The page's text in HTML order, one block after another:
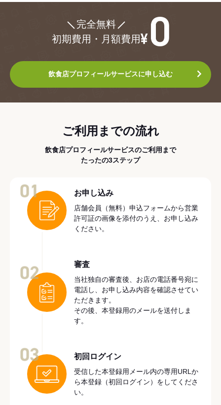
完全無料
初期費用・月額費用
飲食店プロフィールサービスに申し込む
ご利用までの流れ
飲食店プロフィールサービスのご利用まで
たったの3ステップ
お申し込み
店舗会員（無料）申込フォームから営業
許可証の画像を添付のうえ、お申し込み
ください。
審査
当社独自の審査後、お店の電話番号宛に
電話し、お申し込み内容を確認させてい
ただきます。
その後、本登録用のメールを送付しま
す。
初回ログイン
受信した本登録用メール内の専用URLか
ら本登録（初回ログイン）をしてくださ
い。